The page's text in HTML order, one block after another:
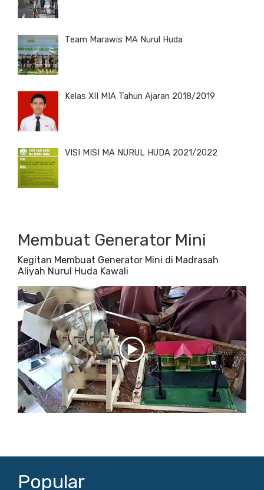
Team Marawis MA Nurul Huda
Kelas XII MIA Tahun Ajaran 2018/2019
VISI MISI MA NURUL HUDA 2021/2022
Membuat Generator Mini
Kegitan Membuat Generator Mini di Madrasah
Aliyah Nurul Huda Kawali
Popular